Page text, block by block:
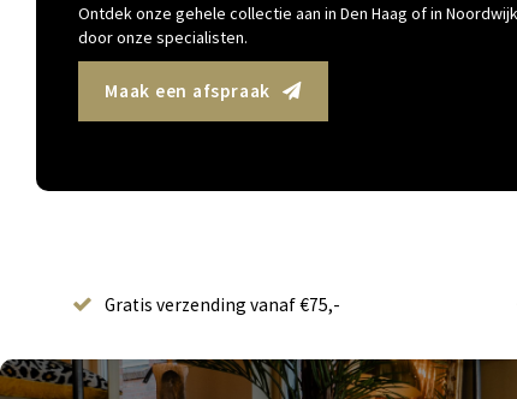
Ontdek onze gehele collectie aan in Den Haag of in
door onze specialisten.
Maak een afspraak
Gratis verzending vanaf €75,-